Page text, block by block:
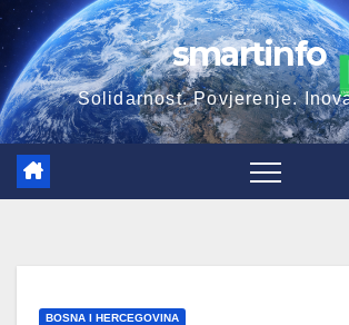
Skip
to
content
smartinfo
Solidarnost. Povjerenje.
BOSNA I HERCEGOVINA